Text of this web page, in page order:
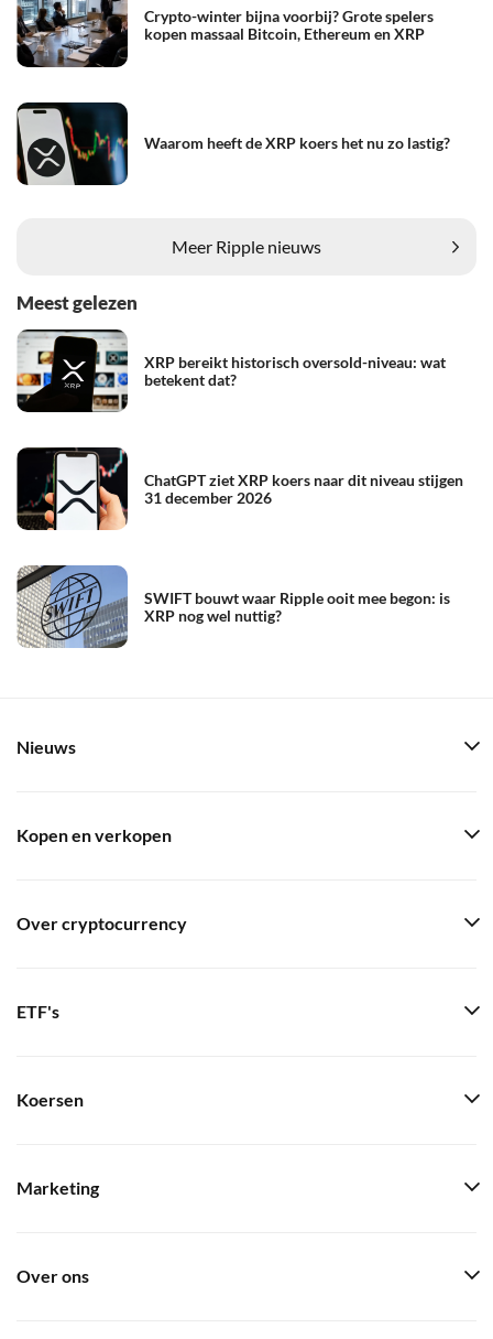
Crypto-winter bijna voorbij? Grote spelers
kopen massaal Bitcoin, Ethereum en XRP
Waarom heeft de XRP koers het nu zo lastig?
Meer Ripple nieuws
Meest gelezen
XRP bereikt historisch oversold-niveau: wat
betekent dat?
ChatGPT ziet XRP koers naar dit niveau stijgen
31 december 2026
SWIFT bouwt waar Ripple ooit mee begon: is
XRP nog wel nuttig?
Nieuws
Kopen en verkopen
Over cryptocurrency
ETF's
Koersen
Marketing
Over ons